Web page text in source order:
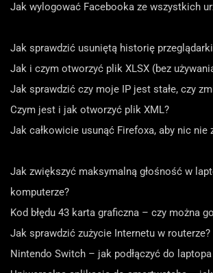
Jak wylogować Facebooka ze wszystkich
Jak sprawdzić usuniętą historię
Jak i czym otworzyć plik XLSX (bez
Jak sprawdzić czy moje IP jest stałe, czy
Czym jest i jak otworzyć plik XML?
Jak całkowicie usunąć Firefoxa, aby nic nie
Jak zwiększyć maksymalną głośność w
komputerze?
Kod błędu 43 karta graficzna – czy można
Jak sprawdzić zużycie Internetu w routerze?
Nintendo Switch – jak podłączyć do